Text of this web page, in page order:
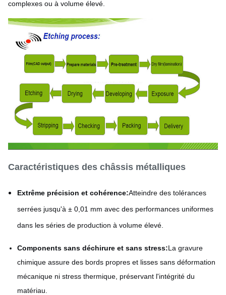
complexes ou à volume élevé.
Caractéristiques des châssis métalliques
Extrême précision et cohérence:Atteindre des tolérances
serrées jusqu'à ± 0,01 mm avec des performances uniformes
dans les séries de production à volume élevé.
Components sans déchirure et sans stress:La gravure
chimique assure des bords propres et lisses sans déformation
mécanique ni stress thermique, préservant l'intégrité du
matériau.